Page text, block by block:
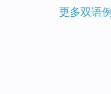
更多双语